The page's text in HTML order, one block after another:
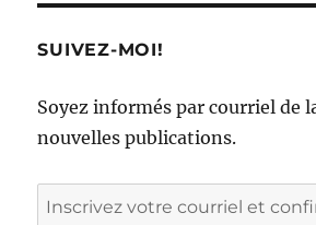
SUIVEZ-MOI!
Soyez informés par courriel de
nouvelles publications.
Inscrivez